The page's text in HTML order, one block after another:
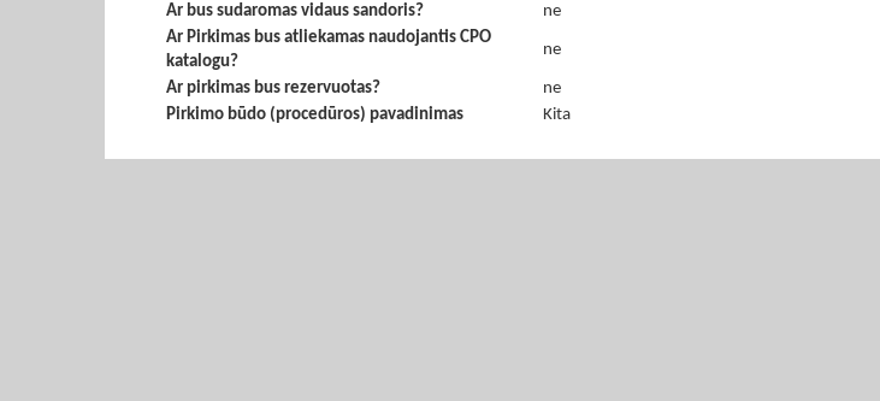
Ar bus sudaromas vidaus sandoris?
ne
Ar Pirkimas bus atliekamas naudojantis CPO
katalogu?
ne
Ar pirkimas bus rezervuotas?
ne
Pirkimo būdo (procedūros) pavadinimas
Kita